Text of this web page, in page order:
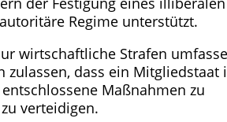
Regime unterstützt.
wirtschaftliche Strafen
dass ein Mitgliedstaat
Maßnahmen zu
verteidigen.